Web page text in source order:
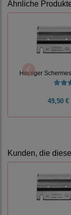
Ähnliche
Heiniger
49,50 €
Kunden, die